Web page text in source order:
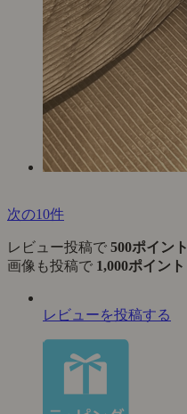
次の10件
レビュー投稿で 500ポイント
画像も投稿で 1,000ポイント
レビューを投稿する